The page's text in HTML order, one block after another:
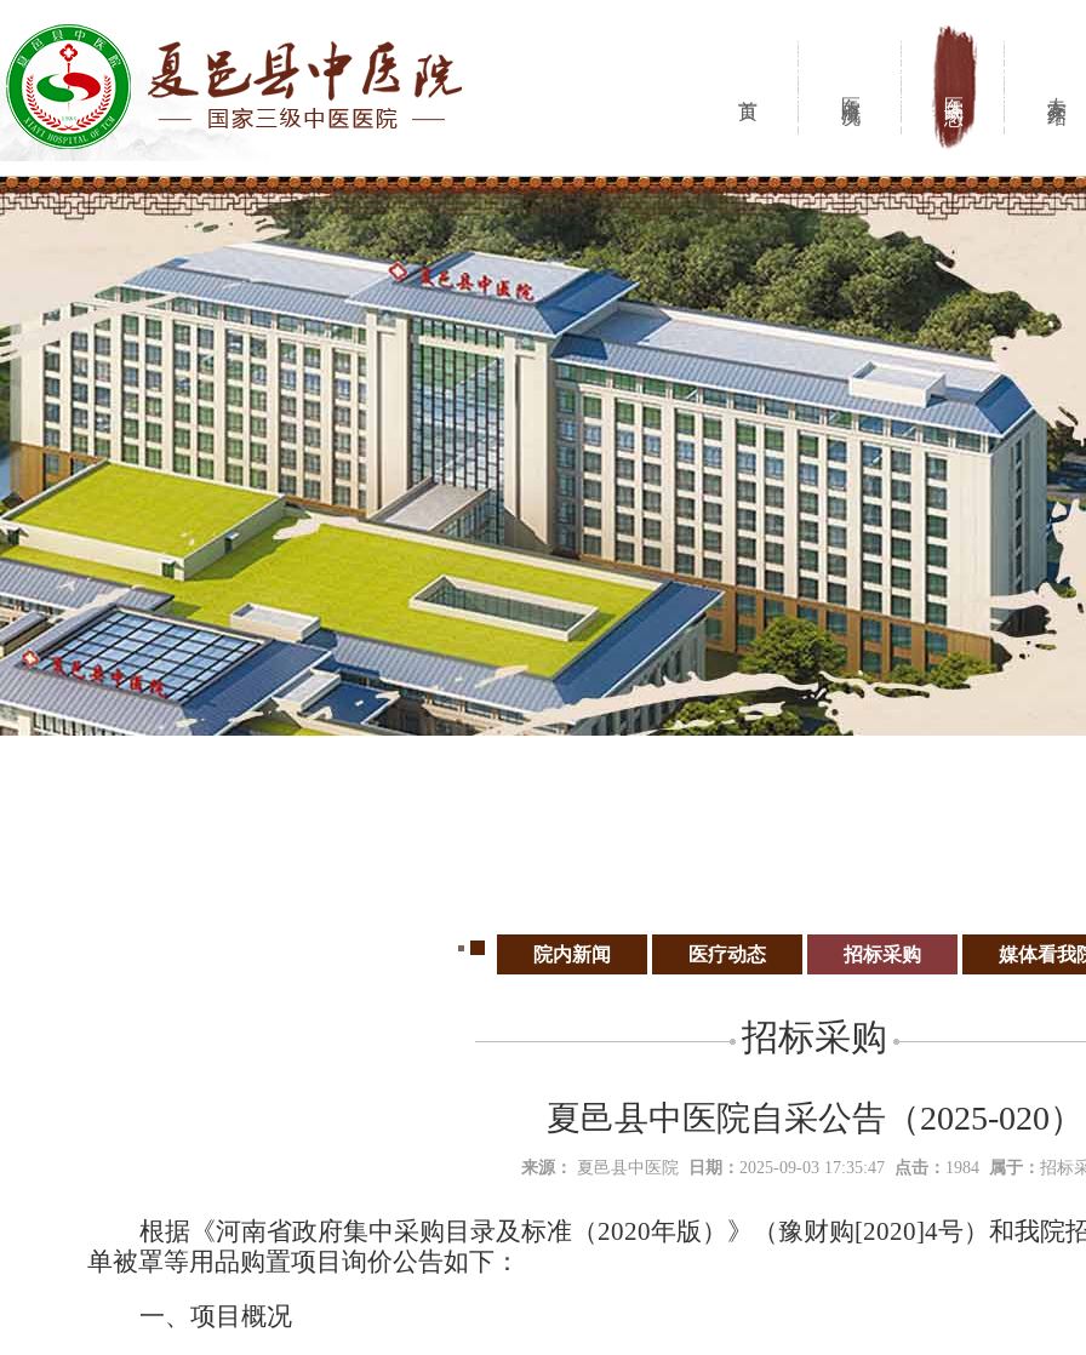
院内新闻 医疗动态 招标采购 媒体看我
招标采购
夏邑县中医院自采公告（2025-020）
来源： 夏邑县中医院 日期： 2025-09-03 17:35:47 点击： 1984 属于： 招标
根据《河南省政府集中采购目录及标准（2020年版）》（豫财购[2020]4号）和我院
单被罩等用品购置项目询价公告如下：
一、项目概况